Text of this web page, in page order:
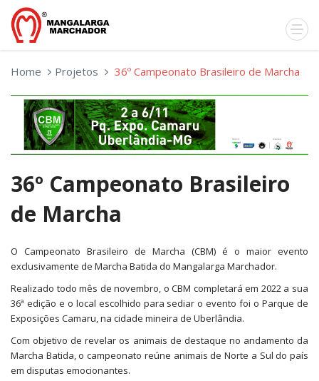
Home Projetos 36º Campeonato Brasileiro de Marcha
36º Campeonato Brasileiro
de Marcha
O Campeonato Brasileiro de Marcha (CBM) é o maior evento
exclusivamente de Marcha Batida do Mangalarga Marchador.
Realizado todo mês de novembro, o CBM completará em 2022 a sua
36ª edição e o local escolhido para sediar o evento foi o Parque de
Exposições Camaru, na cidade mineira de Uberlândia.
Com objetivo de revelar os animais de destaque no andamento da
Marcha Batida, o campeonato reúne animais de Norte a Sul do país
em disputas emocionantes.